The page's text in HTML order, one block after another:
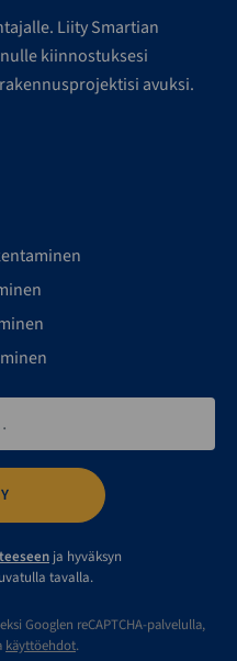
Liity Smartian
kiinnostuksesi
avuksi.
ja hyväksyn
tavalla.
Googlen reCAPTCHA-palvelulla,
käyttöehdot.